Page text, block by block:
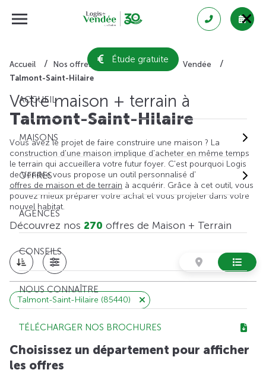
Étude gratuite
ACCUEIL
MAISONS
OFFRES
AGENCES
CONSEILS
NOUS CONNAÎTRE
TÉLÉCHARGER NOS BROCHURES
Accueil Nos offres de maison + terrain
Vendée
Talmont-Saint-Hilaire
Votre maison + terrain à
Talmont-Saint-Hilaire
Vous avez le projet de faire construire une maison ? La
construction d'une maison implique d'acheter en même temps
le terrain qui accueillera votre futur foyer. C'est pourquoi Logis
de Vendée vous propose un outil personnalisé d'
offres de maison et de terrain à acquérir. Grâce à cet outil, vous
pouvez mieux préparer votre achat et vous projeter dans votre
nouvel habitat.
Découvrez nos 270 offres de Maison + Terrain
Talmont-Saint-Hilaire (85440)
Choisissez un département pour afficher
les offres